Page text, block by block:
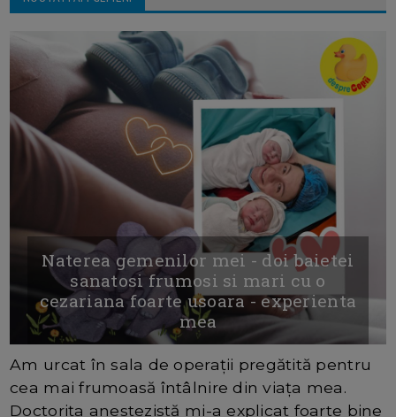
Naterea gemenilor mei - doi baietei
sanatosi frumosi si mari cu o
cezariana foarte usoara - experienta
mea
Am urcat în sala de operații pregătită pentru
cea mai frumoasă întâlnire din viața mea.
Doctorița anestezistă mi-a explicat foarte bine